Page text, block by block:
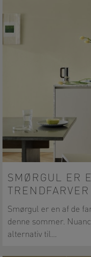
SMØRGUL ER
Smørgul er en af de
denne sommer.
alternativ til…